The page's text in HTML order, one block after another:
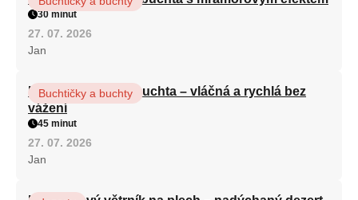
30 minut
27. 07. 2026
Jan
Hrnková maková buchta – vláčná a rychlá bez
vážení
Buchtičky a buchty
45 minut
27. 07. 2026
Jan